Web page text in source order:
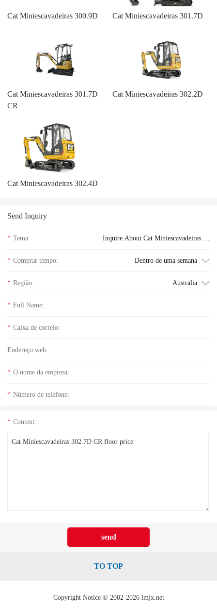
Cat Miniescavadeiras 300.9D Cat Miniescavadeiras 301.7D
Cat Miniescavadeiras 301.7D
CR
Cat Miniescavadeiras 302.2D
Cat Miniescavadeiras 302.4D
Send Inquiry
* Tema: Inquire About Cat Miniescavadeiras 30
2.7D CR floor price
* Comprar tempo: Dentro de uma semana
* Região: Australia
* Full Name:
* Caixa de correio:
Endereço web:
* O nome da empresa:
* Número de telefone:
* Content:
TO TOP
Copyright Notice © 2002-2026 lmjx.net